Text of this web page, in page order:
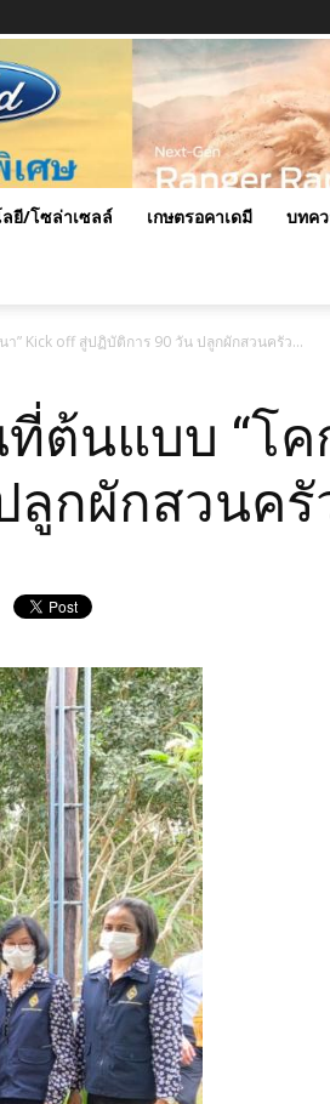
ยี/โซล่าเซลล์ เกษตรอคาเดมี บทค
” Kick off สู่ปฏิบัติการ 90 วัน ปลูกผักสวนครัว...
ต้นแบบ “โค
กผักสวนครั